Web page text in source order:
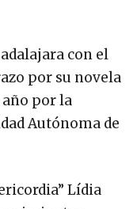
con el
por su novela
año por la
Autónoma de
Lídia